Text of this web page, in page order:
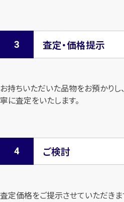
査定・価格提示
お持ちいただいた品物をお預かり
寧に査定をいたします。
ご検討
査定価格をご提示させていただきま